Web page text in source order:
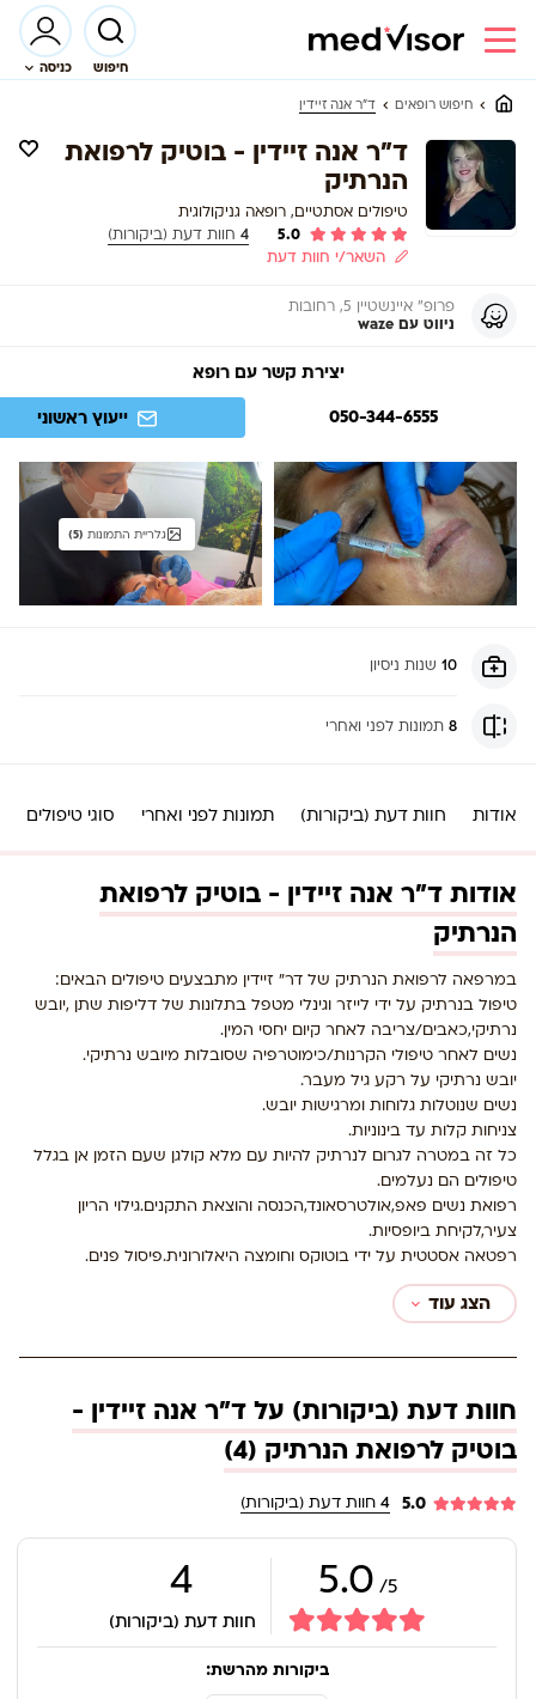
חיפוש כניסה
חיפוש רופאים ד"ר אנה זיידין
ד"ר אנה זיידין - בוטיק לרפואת
הנרתיק
טיפולים אסתטיים, רופאה גניקולוגית
5.0
4 חוות דעת (ביקורות)
השאר/י חוות דעת
פרופ" איינשטיין 5, רחובות
ניווט עם waze
יצירת קשר עם רופא
050-344-6555
ייעוץ ראשוני
גלריית התמונות (5)
10 שנות ניסיון
8 תמונות לפני ואחרי
אודות חוות דעת (ביקורות) תמונות לפני ואחרי סוגי טיפולים
אודות ד"ר אנה זיידין - בוטיק לרפואת
הנרתיק
במרפאה לרפואת הנרתיק של דר” זיידין מתבצעים טיפולים הבאים:
טיפול בנרתיק על ידי לייזר וגינלי מטפל בתלונות של דליפות שתן ,יובש
נרתיקי,כאבים/צריבה לאחר קיום יחסי המין.
נשים לאחר טיפולי הקרנות/כימוטרפיה שסובלות מיובש נרתיקי.
יובש נרתיקי על רקע גיל מעבר.
נשים שנוטלות גלוחות ומרגישות יובש.
צניחות קלות עד בינוניות.
כל זה במטרה לגרום לנרתיק להיות עם מלא קולגן שעם הזמן אן בגלל
טיפולים הם נעלמים.
רפואת נשים פאפ,אולטרסאונד,הכנסה והוצאת התקנים.גילוי הריון
צעיר,לקיחת ביופסיות.
רפטאה אסטטית על ידי בוטוקס וחומצה היאלורונית.פיסול פנים.
הצג עוד
חוות דעת (ביקורות) על ד"ר אנה זיידין -
בוטיק לרפואת הנרתיק (4)
5.0
4 חוות דעת (ביקורות)
5/
5.0
4
חוות דעת (ביקורות)
ביקורות מהרשת: